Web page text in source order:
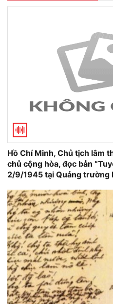
Hồ Chí Minh, Chủ tịch lâm
chủ cộng hòa, đọc bản
2/9/1945 tại Quảng trường